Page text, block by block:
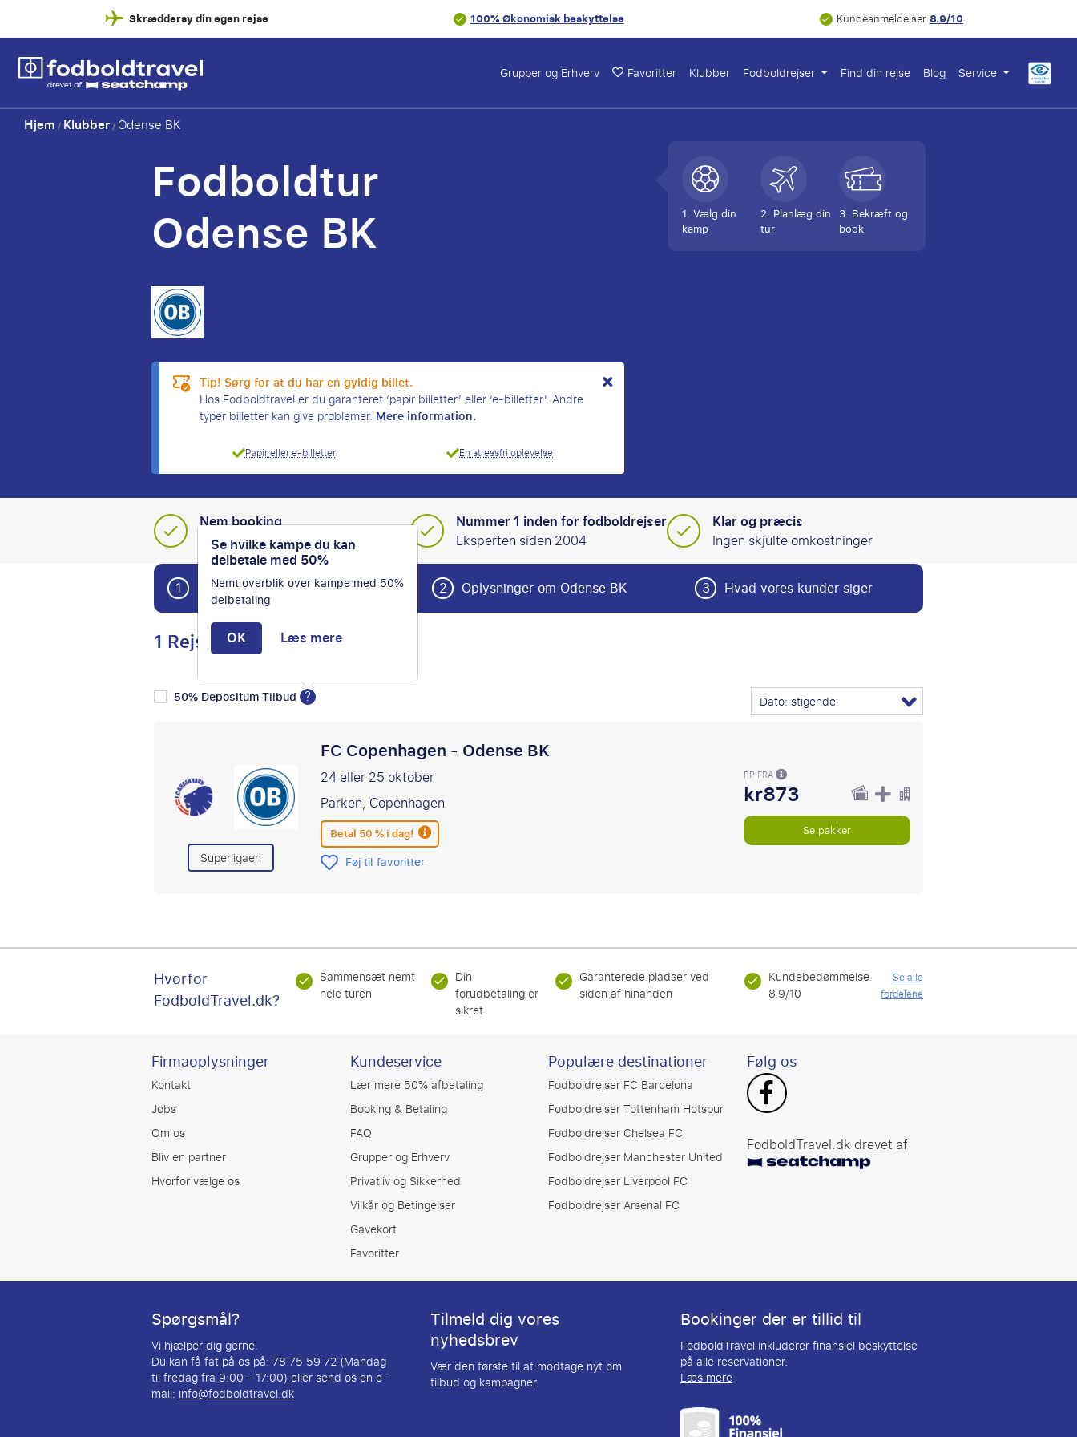
Skræddersy din egen rejse 100% Økonomisk beskyttelse Kundeanmeldelser8.9/10
Grupper og Erhverv Favoritter Klubber Fodboldrejser Find din rejse Blog Service
Hjem/Klubber/Odense BK
Fodboldtur
Odense BK
Tip! Sørg for at du har en gyldig billet.
Hos Fodboldtravel er du garanteret ‘papir billetter’ eller ‘e-billetter’. Andre
typer billetter kan give problemer. Mere information.
Papir eller e-billetter En stressfri oplevelse
1. Vælg din
kamp
2. Planlæg din
tur
3. Bekræft og
book
Nem booking
Din komplette, skræddersyede tur
Nummer 1 inden for fodboldrejser
Eksperten siden 2004
Klar og præcis
Ingen skjulte omkostninger
1 Book nemt din fodboldrejse 2 Oplysninger om Odense BK 3 Hvad vores kunder siger
1 Rejser
50% Depositum Tilbud ? Dato: stigende
Superligaen
FC Copenhagen - Odense BK
24 eller 25 oktober
Parken, Copenhagen
Betal 50 % i dag!
Føj til favoritter
PP FRA
kr873
Se pakker
Hvorfor
FodboldTravel.dk?
Sammensæt nemt
hele turen
Din
forudbetaling er
sikret
Garanterede pladser ved
siden af hinanden
Kundebedømmelse
8.9/10
Se alle
fordelene
Firmaoplysninger
Kontakt
Jobs
Om os
Bliv en partner
Hvorfor vælge os
Kundeservice
Lær mere 50% afbetaling
Booking & Betaling
FAQ
Grupper og Erhverv
Privatliv og Sikkerhed
Vilkår og Betingelser
Gavekort
Favoritter
Populære destinationer
Fodboldrejser FC Barcelona
Fodboldrejser Tottenham Hotspur
Fodboldrejser Chelsea FC
Fodboldrejser Manchester United
Fodboldrejser Liverpool FC
Fodboldrejser Arsenal FC
Følg os
FodboldTravel.dk drevet af
Spørgsmål?
Vi hjælper dig gerne.
Du kan få fat på os på: 78 75 59 72 (Mandag
til fredag fra 9:00 - 17:00) eller send os en e-
mail: info@fodboldtravel.dk
Tilmeld dig vores
nyhedsbrev
Vær den første til at modtage nyt om
tilbud og kampagner.
Bookinger der er tillid til
FodboldTravel inkluderer finansiel beskyttelse
på alle reservationer.
Læs mere
Se hvilke kampe du kan
delbetale med 50%
Nemt overblik over kampe med 50%
delbetaling
OK Læs mere